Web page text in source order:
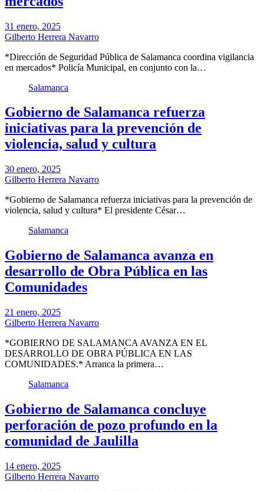
31 enero, 2025
Gilberto Herrera Navarro
*Dirección de Seguridad Pública de Salamanca coordina vigilancia
en mercados* Policía Municipal, en conjunto con la…
Salamanca
Gobierno de Salamanca refuerza
iniciativas para la prevención de
violencia, salud y cultura
30 enero, 2025
Gilberto Herrera Navarro
*Gobierno de Salamanca refuerza iniciativas para la prevención de
violencia, salud y cultura* El presidente César…
Salamanca
Gobierno de Salamanca avanza en
desarrollo de Obra Pública en las
Comunidades
21 enero, 2025
Gilberto Herrera Navarro
*GOBIERNO DE SALAMANCA AVANZA EN EL
DESARROLLO DE OBRA PÚBLICA EN LAS
COMUNIDADES.* Arranca la primera…
Salamanca
Gobierno de Salamanca concluye
perforación de pozo profundo en la
comunidad de Jaulilla
14 enero, 2025
Gilberto Herrera Navarro